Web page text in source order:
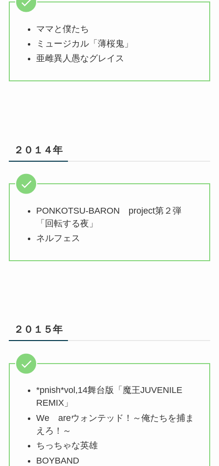
ママと僕たち
ミュージカル「薄桜鬼」
亜雌異人愚なグレイス
２０１４年
PONKOTSU-BARON project第２弾
「回転する夜」
ネルフェス
２０１５年
*pnish*vol,14舞台版「魔王JUVENILE
REMIX」
We areウォンテッド！～俺たちを捕ま
えろ！～
ちっちゃな英雄
BOYBAND